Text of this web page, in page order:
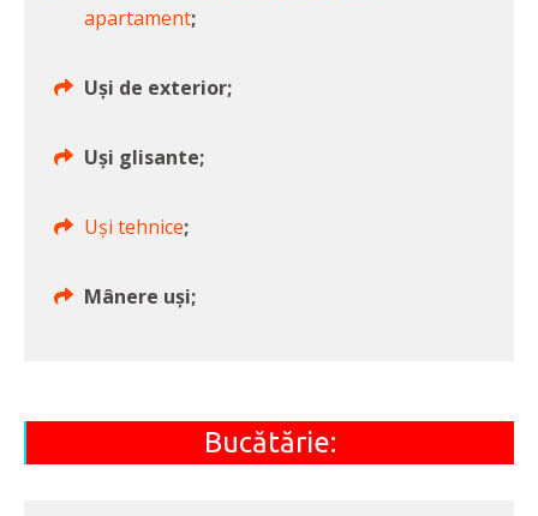
apartament;
Uși de exterior;
Uși glisante;
Uși tehnice;
Mânere uși;
Bucătărie: